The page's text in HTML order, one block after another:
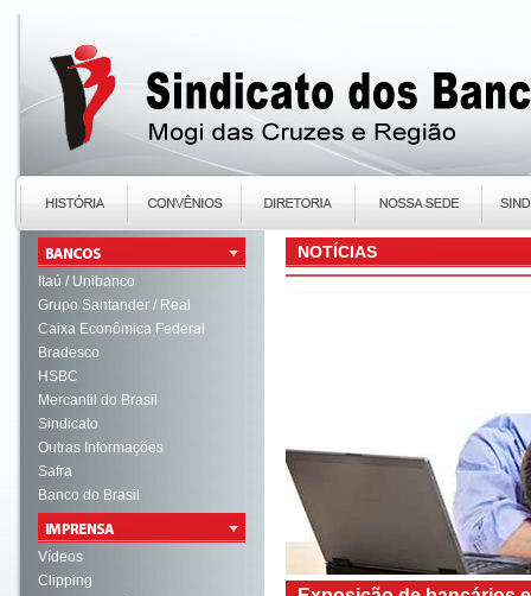
Itaú / Unibanco
Grupo Santander / Real
Caixa Econômica Federal
Bradesco
HSBC
Mercantil do Brasil
Sindicato
Outras Informações
Safra
Banco do Brasil
Vídeos
Clipping
NOTÍCIAS